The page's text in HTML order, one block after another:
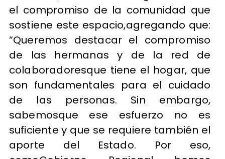
el compromiso de la comunidad que
sostiene este espacio,agregando que:
“Queremos destacar el compromiso
de las hermanas y de la red de
colaboradoresque tiene el hogar, que
son fundamentales para el cuidado
de las personas. Sin embargo,
sabemosque ese esfuerzo no es
suficiente y que se requiere también el
aporte del Estado. Por eso,